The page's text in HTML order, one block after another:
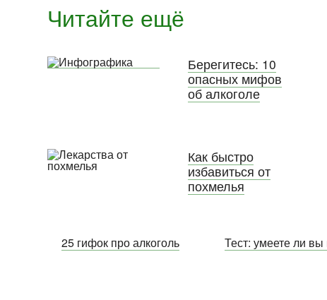
Читайте ещё
Берегитесь: 10
опасных мифов
об алкоголе
Как быстро
избавиться от
похмелья
25 гифок про алкоголь Тест: умеете ли вы